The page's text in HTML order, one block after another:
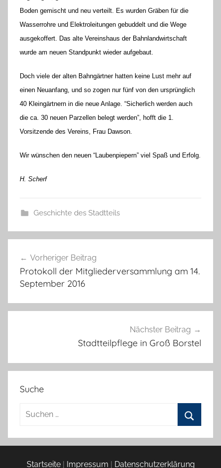
Boden gemischt und neu verteilt. Es wurden Gräben für die
Wasserrohre und Elektroleitungen gebuddelt und die Wege
ausgekoffert. Das alte Vereinshaus der Bahnlandwirtschaft
wurde am neuen Standpunkt wieder aufgebaut.
Doch viele der alten Bahngärtner hatten keine Lust mehr auf
einen Neuanfang, und so zogen nur fünf von den ursprünglich
40 Kleingärtnern in die neue Anlage. “Sicherlich werden auch
die ca. 30 neuen Parzellen belegt werden”, hofft die 1.
Vorsitzende des Vereins, Frau Dawson.
Wir wünschen den neuen “Laubenpiepern” viel Spaß und Erfolg.
H. Scherf
Geschichte des Stadtteils
Vorheriger Beitrag
Protokoll der Mitgliederversammlung am 14.
September 2016
Nächster Beitrag
Stadtteilpflege in Groß Borstel
Suche
Suchen
Startseite| Impressum | Datenschutzerklärung